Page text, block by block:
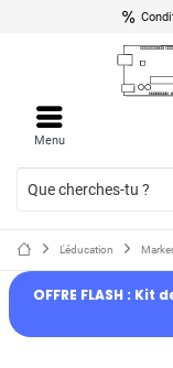
Menu
L'éducation
OFFRE FLASH :